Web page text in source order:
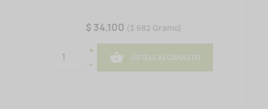
$ 34.100 ($ 682 Gramo)
+
-
 ÚSTELE AL CANASTO